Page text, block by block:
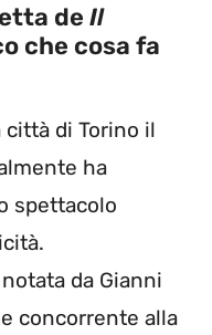
de Il
che cosa fa
di Torino il
ha
spettacolo
da Gianni
concorrente alla